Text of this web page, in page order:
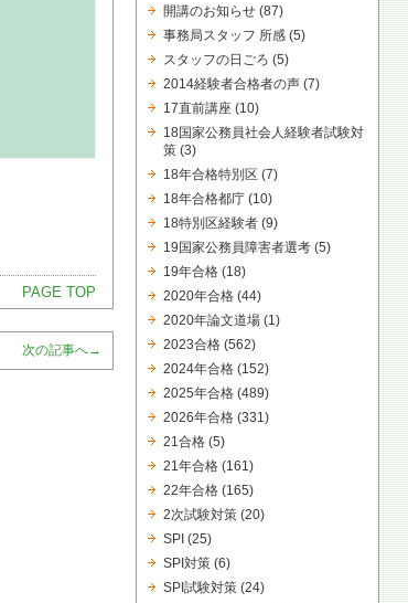
PAGE TOP
次の記事へ→
開講のお知らせ (87)
事務局スタッフ 所感 (5)
スタッフの日ごろ (5)
2014経験者合格者の声 (7)
17直前講座 (10)
18国家公務員社会人経験者試験対
策 (3)
18年合格特別区 (7)
18年合格都庁 (10)
18特別区経験者 (9)
19国家公務員障害者選考 (5)
19年合格 (18)
2020年合格 (44)
2020年論文道場 (1)
2023合格 (562)
2024年合格 (152)
2025年合格 (489)
2026年合格 (331)
21合格 (5)
21年合格 (161)
22年合格 (165)
2次試験対策 (20)
SPI (25)
SPI対策 (6)
SPI試験対策 (24)